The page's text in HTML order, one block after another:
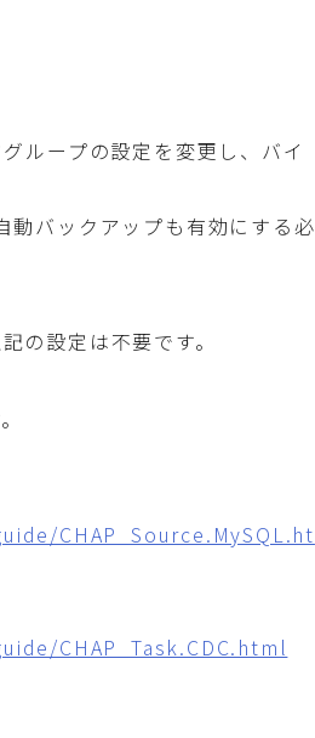
ループの設定を変更し、バイ
バックアップも有効にする必
の設定は不要です。
CHAP_Source.MySQL.ht
CHAP_Task.CDC.html